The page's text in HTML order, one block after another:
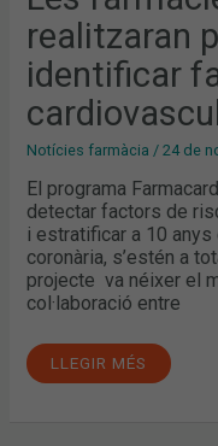
realitzaran
identificar
Notícies farmàcia /24 de
El programa
detectar factors de
i estratificar a 10
coronària, s’estén a
projecte va néixer el
col·laboració entre
RISC
CARDIOVASCULAR
A
10
ANYS
LLEGIR MÉS